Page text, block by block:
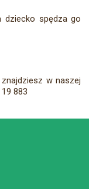
dziecko spędza go
w naszej
883